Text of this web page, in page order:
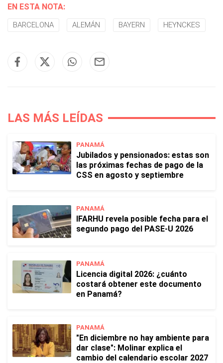
EN ESTA NOTA:
BARCELONA ALEMÁN BAYERN HEYNCKES
LAS MÁS LEÍDAS
PANAMÁ
Jubilados y pensionados: estas son
las próximas fechas de pago de la
CSS en agosto y septiembre
PANAMÁ
IFARHU revela posible fecha para el
segundo pago del PASE-U 2026
PANAMÁ
Licencia digital 2026: ¿cuánto
costará obtener este documento
en Panamá?
PANAMÁ
"En diciembre no hay ambiente para
dar clase": Molinar explica el
cambio del calendario escolar 2027